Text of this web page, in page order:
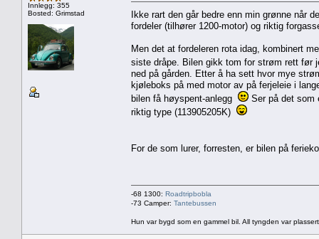
Innlegg: 355
Bosted: Grimstad
Ikke rart den går bedre enn min grønne når
fordeler (tilhører 1200-motor) og riktig
Men det at fordeleren rota idag, kombinert
siste dråpe. Bilen gikk tom for strøm rett før
ned på gården. Etter å ha sett hvor mye
kjøleboks på med motor av på ferjeleie i
bilen få høyspent-anlegg
Ser på det som
riktig type (113905205K)
For de som lurer, forresten, er bilen på
-68 1300: Roadtripbobla
-73 Camper: Tantebussen
Hun var bygd som en gammel bil. All tyngden var